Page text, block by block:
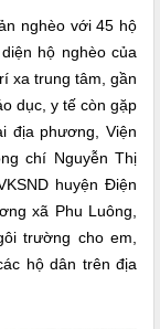
nghèo với 45 hộ
hộ nghèo của
xa trung tâm, gần
dục, y tế còn gặp
địa phương, Viện
chí Nguyễn Thị
huyện Điện
xã Phu Luông,
trường cho em,
hộ dân trên địa